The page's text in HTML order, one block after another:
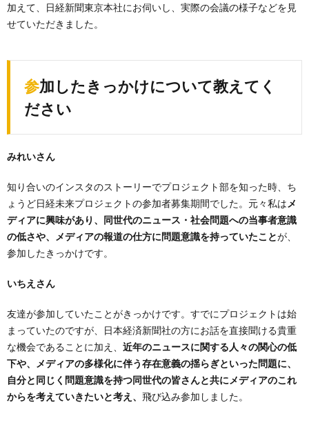
加えて、日経新聞東京本社にお伺いし、実際の会議の様子などを見
せていただきました。
参加したきっかけについて教えてく
ださい
みれいさん
知り合いのインスタのストーリーでプロジェクト部を知った時、ち
ょうど日経未来プロジェクトの参加者募集期間でした。元々私は メ
ディアに興味があり、同世代のニュース・社会問題への当事者意識
の低さや、メディアの報道の仕方に問題意識を持っていたことが、
参加したきっかけです。
いちえさん
友達が参加していたことがきっかけです。すでにプロジェクトは始
まっていたのですが、日本経済新聞社の方にお話を直接聞ける貴重
な機会であることに加え、 近年のニュースに関する人々の関心の低
下や、メディアの多様化に伴う存在意義の揺らぎといった問題に、
自分と同じく問題意識を持つ同世代の皆さんと共にメディアのこれ
からを考えていきたいと考え、 飛び込み参加しました。